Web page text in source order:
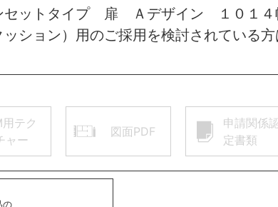
ットタイプ 扉 Ａデザイン １０１
ョン）用のご採用を検討されている方
用テク
ャー
図面PDF
申請関係
定書類
の